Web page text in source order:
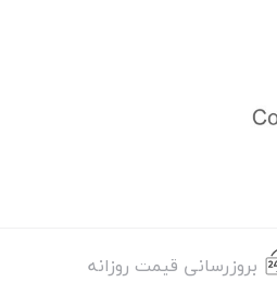
بروزرسانی قیمت روزانه